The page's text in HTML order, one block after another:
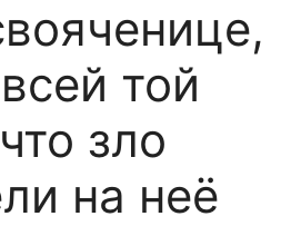
той
зло
на неё